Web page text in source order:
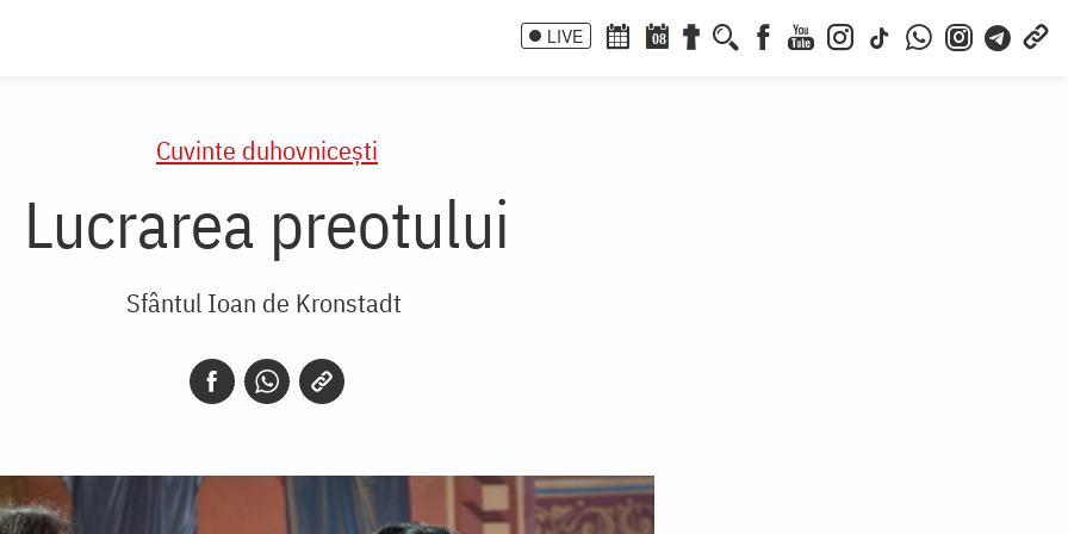
LIVE 08
Cuvinte duhovnicești
Lucrarea preotului
Sfântul Ioan de Kronstadt